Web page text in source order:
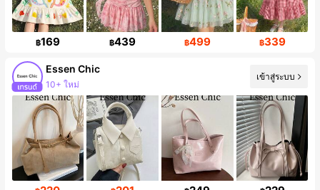
฿169 ฿439 ฿499 ฿339
Essen Chic
การเพิ่มขึ้นของผู้ติดตาม 92%
เข้าสู่ระบบ